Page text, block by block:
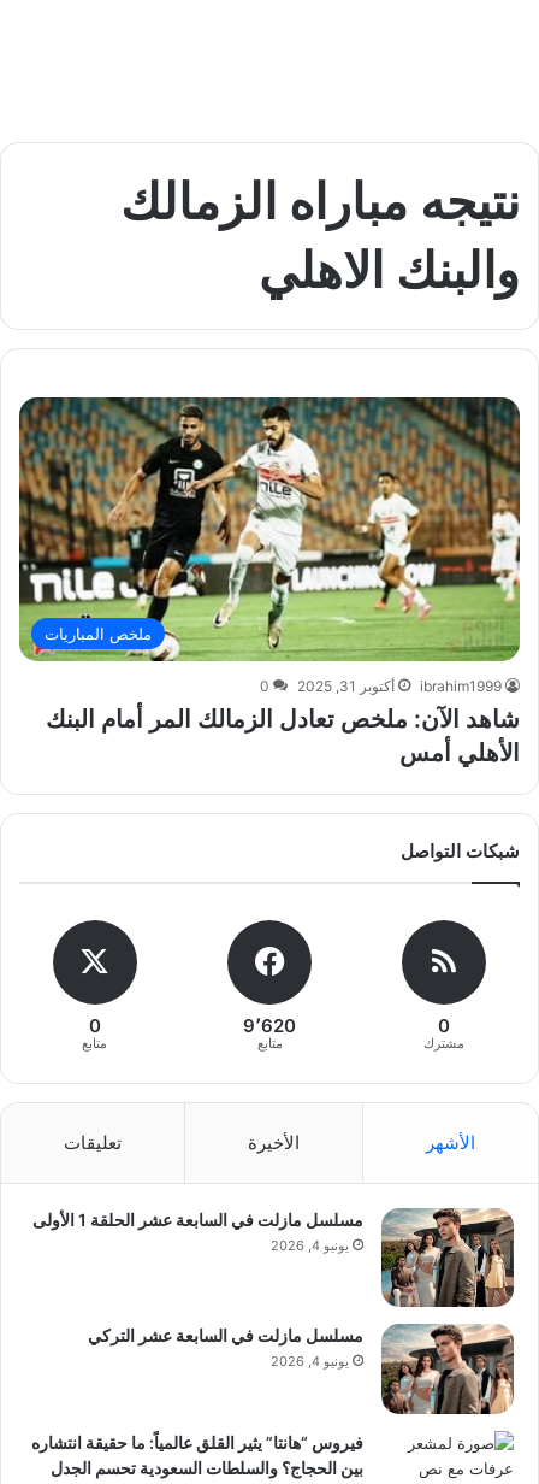
نتيجه مباراه الزمالك
والبنك الاهلي
ملخص المباريات
ibrahim1999 أكتوبر 31, 2025 0
شاهد الآن: ملخص تعادل الزمالك المر أمام البنك
الأهلي أمس
شبكات التواصل
0
مشترك
9٬620
متابع
0
متابع
الأشهر الأخيرة تعليقات
مسلسل مازلت في السابعة عشر الحلقة 1 الأولى
يونيو 4, 2026
مسلسل مازلت في السابعة عشر التركي
يونيو 4, 2026
فيروس “هانتا” يثير القلق عالمياً: ما حقيقة انتشاره
بين الحجاج؟ والسلطات السعودية تحسم الجدل